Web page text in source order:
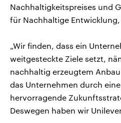
Nachhaltigkeitspreises und
für Nachhaltige
„Wir finden, dass ein
weitgesteckte Ziele setzt,
nachhaltig erzeugtem
das Unternehmen durch
hervorragende
Deswegen haben wir